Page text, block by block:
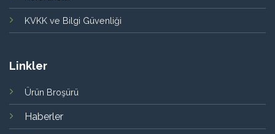
KVKK ve Bilgi Güvenliği
Linkler
Ürün Broşürü
Haberler